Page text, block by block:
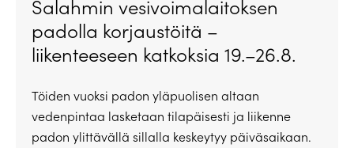
Salahmin vesivoimalaitoksen
padolla korjaustöitä –
liikenteeseen katkoksia 19.–26.8.
Töiden vuoksi padon yläpuolisen altaan
vedenpintaa lasketaan tilapäisesti ja liikenne
padon ylittävällä sillalla keskeytyy päiväsaikaan.